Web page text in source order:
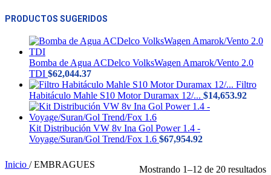
PRODUCTOS SUGERIDOS
Bomba de Agua ACDelco VolksWagen Amarok/Vento 2.0
TDI $62,044.37
Filtro
Habitáculo Mahle S10 Motor Duramax 12/... $14,653.92
Kit Distribución VW 8v Ina Gol Power 1.4 -
Voyage/Suran/Gol Trend/Fox 1.6 $67,954.92
Inicio / EMBRAGUES Mostrando 1–12 de 20 resultados